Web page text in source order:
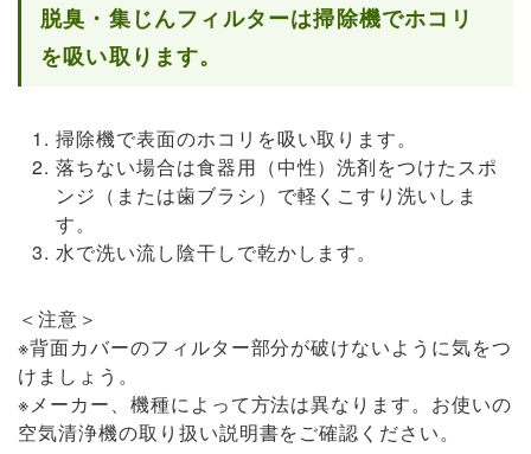
脱臭・集じんフィルターは掃除機でホコリ
を吸い取ります。
掃除機で表面のホコリを吸い取ります。
落ちない場合は食器用（中性）洗剤をつけたスポ
ンジ（または歯ブラシ）で軽くこすり洗いしま
す。
水で洗い流し陰干しで乾かします。
＜注意＞
※背面カバーのフィルター部分が破けないように気をつ
けましょう。
※メーカー、機種によって方法は異なります。お使いの
空気清浄機の取り扱い説明書をご確認ください。